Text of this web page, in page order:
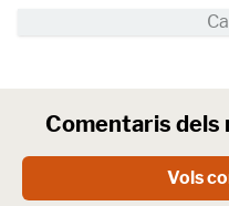
Comentaris
Vols